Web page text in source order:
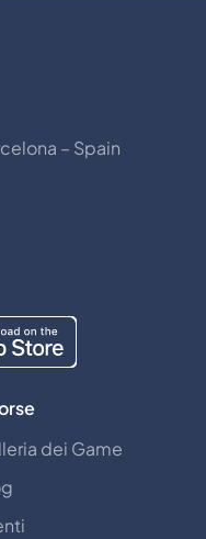
– Spain
dei Game